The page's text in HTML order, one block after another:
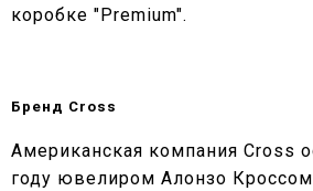
коробке "Premium".
Бренд Cross
Американская компания Cross
году ювелиром Алонзо